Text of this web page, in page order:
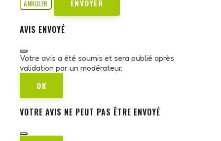
ANNULER ENVOYER
AVIS ENVOYÉ
Votre avis a été soumis et sera publié après
validation par un modérateur.
OK
VOTRE AVIS NE PEUT PAS ÊTRE ENVOYÉ